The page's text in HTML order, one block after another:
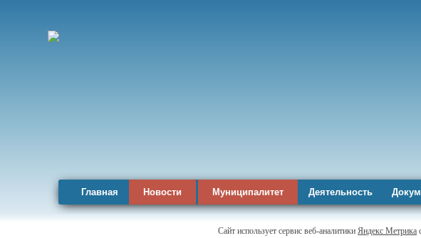
Главная Новости Муниципалитет Деятельность
Сайт использует сервис веб-аналитики Яндекс Метрика